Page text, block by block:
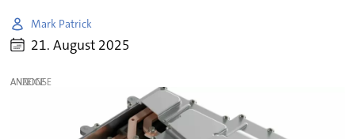
Mark Patrick
21. August 2025
ANZEIGE